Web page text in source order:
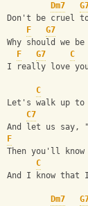
Dm7
Don't be cruel
F
G7
Why should we
F
G7
C
I really love
C
Let's walk up to
C7
And let us say,
F
Then you'll know
C
And I know
Dm7